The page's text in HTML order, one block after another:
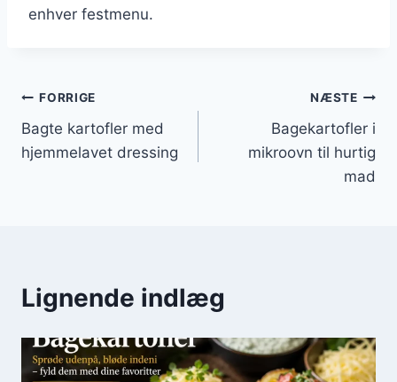
enhver festmenu.
Indlægsnavigation
FORRIGE
Bagte kartofler med
hjemmelavet dressing
NÆSTE
Bagekartofler i
mikroovn til hurtig
mad
Lignende indlæg